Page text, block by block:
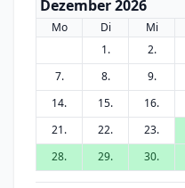
Dezember 2026
Mo Di Mi
1.
2.
7.
8. 9.
14.
15. 16.
21.
22. 23.
28.
29. 30.